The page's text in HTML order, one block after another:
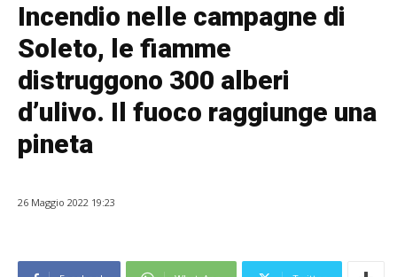
Incendio nelle campagne di
Soleto, le fiamme
distruggono 300 alberi
d’ulivo. Il fuoco raggiunge una
pineta
26 Maggio 2022 19:23